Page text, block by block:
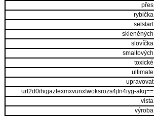
přes
rybička
selstart
skleněných
slovíčka
smaltových
toxické
ultimate
upravovat
urt2d0ihqjazlexmxvunxfwoksrozs4jtn4iyg-akq==
vista
výroba